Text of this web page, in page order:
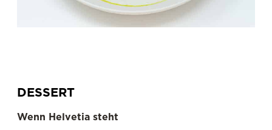
DESSERT
Wenn Helvetia steht